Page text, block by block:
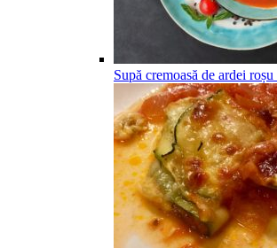
Supă cremoasă de ardei roșu